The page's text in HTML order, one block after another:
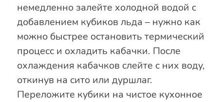
немедленно залейте холодной водой с
добавлением кубиков льда – нужно как
можно быстрее остановить термический
процесс и охладить кабачки. После
охлаждения кабачков слейте с них воду,
откинув на сито или дуршлаг.
Переложите кубики на чистое кухонное